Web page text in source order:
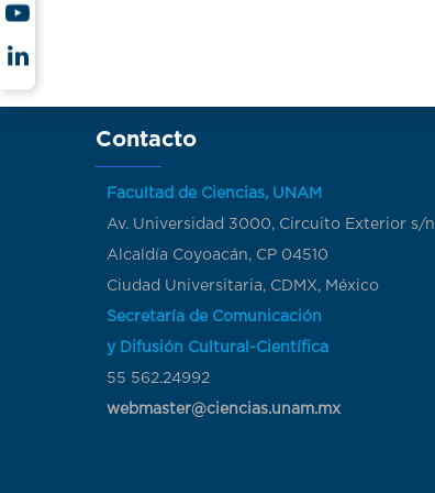
Contacto
Facultad de Ciencias, UNAM
Av. Universidad 3000, Circuito Exterior s/n
Alcaldía Coyoacán, CP 04510
Ciudad Universitaria, CDMX, México
Secretaría de Comunicación
y Difusión Cultural-Científica
55 562.24992
webmaster@ciencias.unam.mx